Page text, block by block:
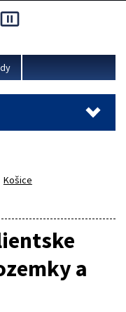
vnútra SR.
pause_presentation
Košice
a